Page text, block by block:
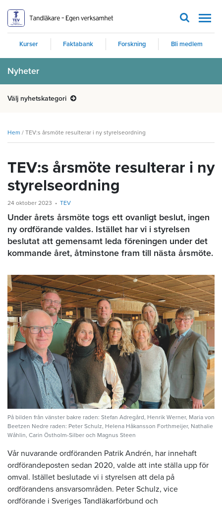
Kurser Faktabank Forskning Bli medlem
Nyheter
Välj nyhetskategori
Hem / TEV:s årsmöte resulterar i ny styrelseordning
TEV:s årsmöte resulterar i ny
styrelseordning
24 oktober 2023 TEV
Under årets årsmöte togs ett ovanligt beslut, ingen
ny ordförande valdes. Istället har vi i styrelsen
beslutat att gemensamt leda föreningen under det
kommande året, åtminstone fram till nästa årsmöte.
På bilden från vänster bakre raden: Stefan Adregård, Henrik Werner, Maria von
Beetzen Nedre raden: Peter Schulz, Helena Håkansson Forthmeijer, Nathalie
Wåhlin, Carin Östholm-Silber och Magnus Steen
Vår nuvarande ordföranden Patrik Andrén, har innehaft
ordförandeposten sedan 2020, valde att inte ställa upp för
omval. Istället beslutade vi i styrelsen att dela på
ordförandens ansvarsområden. Peter Schulz, vice
ordförande i Sveriges Tandläkarförbund och